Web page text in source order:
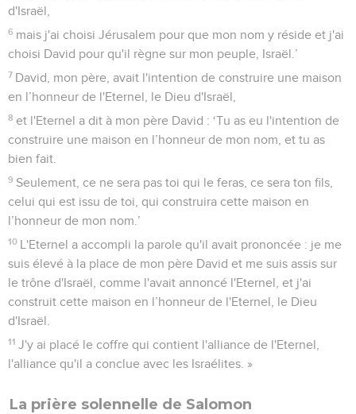
Discours de consécration du temple
se tenait debout.
a parlé à mon père David et qui accomplit par sa puissance
pas choisi de ville parmi toutes les tribus d'Israël pour qu'on y
construise une maison où réside mon nom et je n'ai pas
d'Israël,
mais j'ai choisi Jérusalem pour que mon nom y réside et j'ai
choisi David pour qu'il règne sur mon peuple, Israël.’
David, mon père, avait l'intention de construire une maison
en l’honneur de l'Eternel, le Dieu d'Israël,
8 et l'Eternel a dit à mon père David : ‘Tu as eu l'intention de
bien fait.